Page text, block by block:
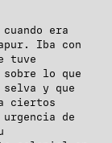
era
Iba con
tuve
sobre lo que
y que
ciertos
de